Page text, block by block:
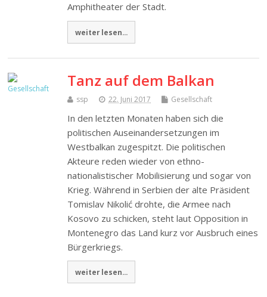
Amphitheater der Stadt.
weiter lesen...
Tanz auf dem Balkan
ssp 22. Juni 2017 Gesellschaft
In den letzten Monaten haben sich die
politischen Auseinandersetzungen im
Westbalkan zugespitzt. Die politischen
Akteure reden wieder von ethno-
nationalistischer Mobilisierung und sogar von
Krieg. Während in Serbien der alte Präsident
Tomislav Nikolić drohte, die Armee nach
Kosovo zu schicken, steht laut Opposition in
Montenegro das Land kurz vor Ausbruch eines
Bürgerkriegs.
weiter lesen...